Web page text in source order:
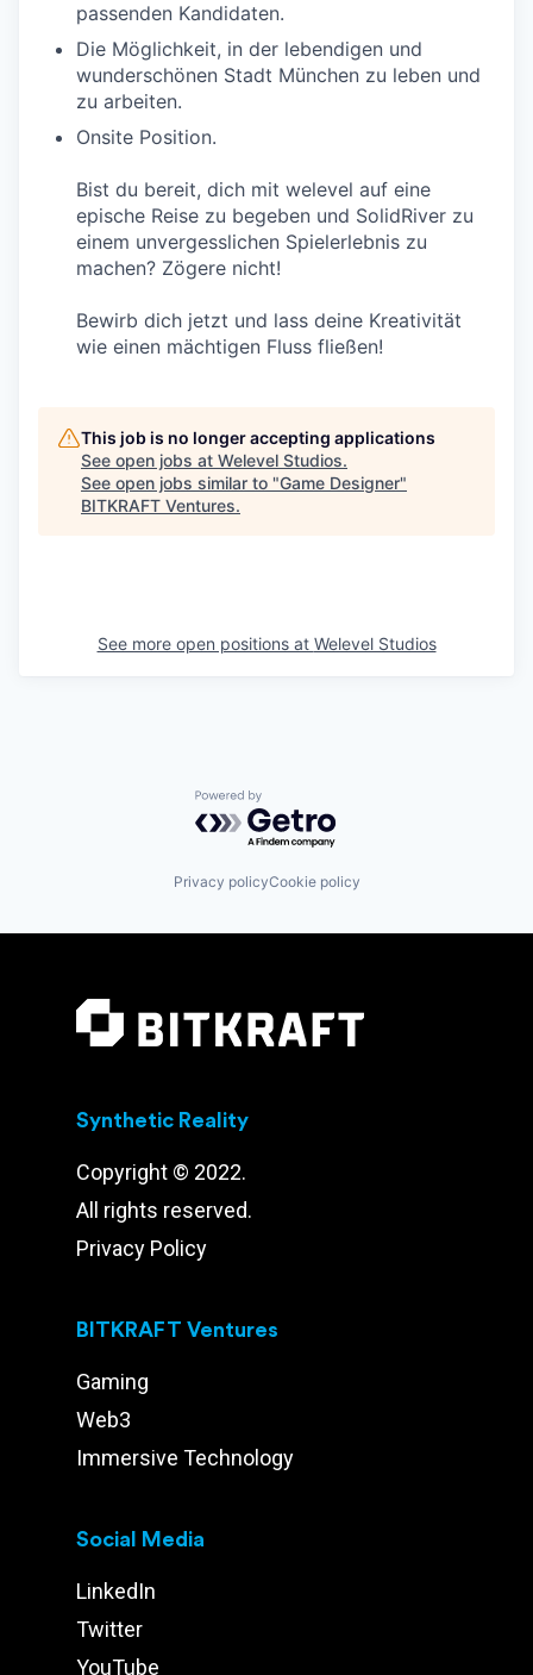
passenden Kandidaten.
Die Möglichkeit, in der lebendigen und
wunderschönen Stadt München zu leben und
zu arbeiten.
Onsite Position.
Bist du bereit, dich mit welevel auf eine
epische Reise zu begeben und SolidRiver zu
einem unvergesslichen Spielerlebnis zu
machen? Zögere nicht!
Bewirb dich jetzt und lass deine Kreativität
wie einen mächtigen Fluss fließen!
This job is no longer accepting applications
See open jobs at Welevel Studios.
See open jobs similar to "Game Designer"
BITKRAFT Ventures.
See more open positions at Welevel Studios
Powered by Getro.com
Privacy policyCookie policy
Synthetic Reality
Copyright © 2022.
All rights reserved.
Privacy Policy
BITKRAFT Ventures
Gaming
Web3
Immersive Technology
Social Media
LinkedIn
Twitter
YouTube